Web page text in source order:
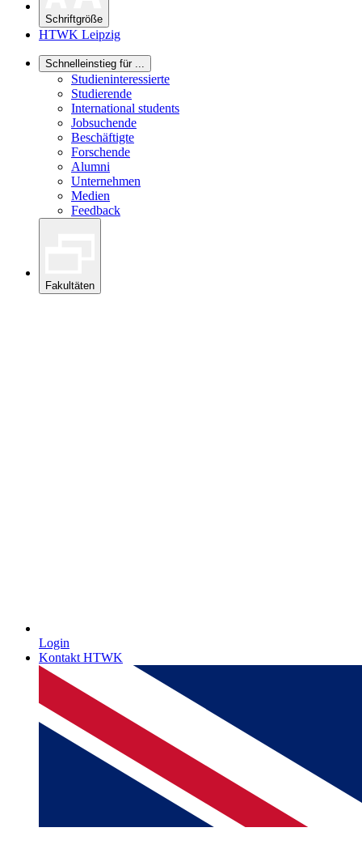
Schriftgröße
HTWK Leipzig
Schnelleinstieg für ...
Studieninteressierte
Studierende
International students
Jobsuchende
Beschäftigte
Forschende
Alumni
Unternehmen
Medien
Feedback
Fakultäten
Login
Kontakt HTWK